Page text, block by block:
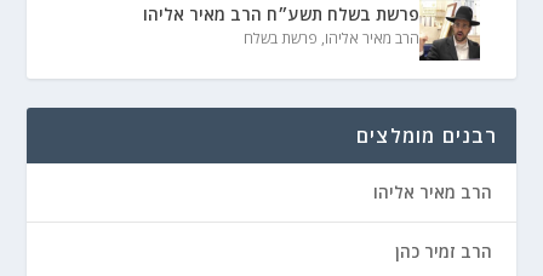
פרשת בשלח תשע״ח הרב מאיר אליהו
הרב מאיר אליהו, פרשת בשלח
רבנים מומלצים
הרב מאיר אליהו
הרב זמיר כהן